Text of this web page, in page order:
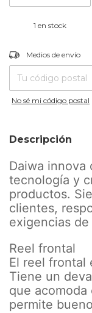
1 en stock
Entregas para el CP:
Medios de envío
No sé mi código postal
Descripción
Daiwa innova
tecnología y
productos.
clientes,
exigencias
Reel frontal
El reel frontal
Tiene un
que
permite